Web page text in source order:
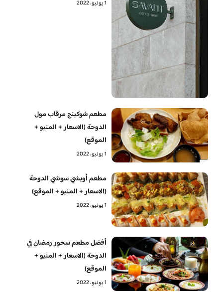
1 يونيو، 2022
مطعم شوكينج مرقاب مول
الدوحة (الاسعار + المنيو +
الموقع)
1 يونيو، 2022
مطعم أويشي سوشي الدوحة
(الاسعار + المنيو + الموقع)
1 يونيو، 2022
أفضل مطعم سحور رمضان في
الدوحة (الاسعار + المنيو +
الموقع)
1 يونيو، 2022